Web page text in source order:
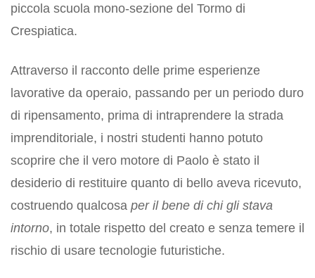
piccola scuola mono-sezione del Tormo di
Crespiatica.
Attraverso il racconto delle prime esperienze
lavorative da operaio, passando per un periodo duro
di ripensamento, prima di intraprendere la strada
imprenditoriale, i nostri studenti hanno potuto
scoprire che il vero motore di Paolo è stato il
desiderio di restituire quanto di bello aveva ricevuto,
costruendo qualcosa per il bene di chi gli stava
intorno, in totale rispetto del creato e senza temere il
rischio di usare tecnologie futuristiche.